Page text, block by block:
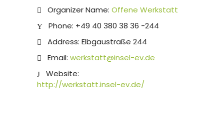
Organizer Name: Offene Werkstatt
Phone: +49 40 380 38 36 -244
Address: Elbgaustraße 244
Email: werkstatt@insel-ev.de
Website:
http://werkstatt.insel-ev.de/